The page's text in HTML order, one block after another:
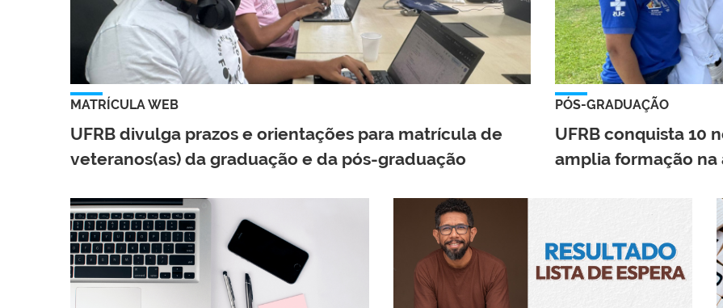
MATRÍCULA WEB
UFRB divulga prazos e orientações para matrícula de
veteranos(as) da graduação e da pós-graduação
PÓS-GRADUAÇÃO
UFRB conquista 10
amplia formação na